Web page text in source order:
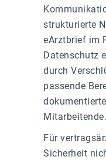
strukturierte
eArztbrief im
Datenschutz
durch
passende
Mitarbeitende.
Für
Sicherheit